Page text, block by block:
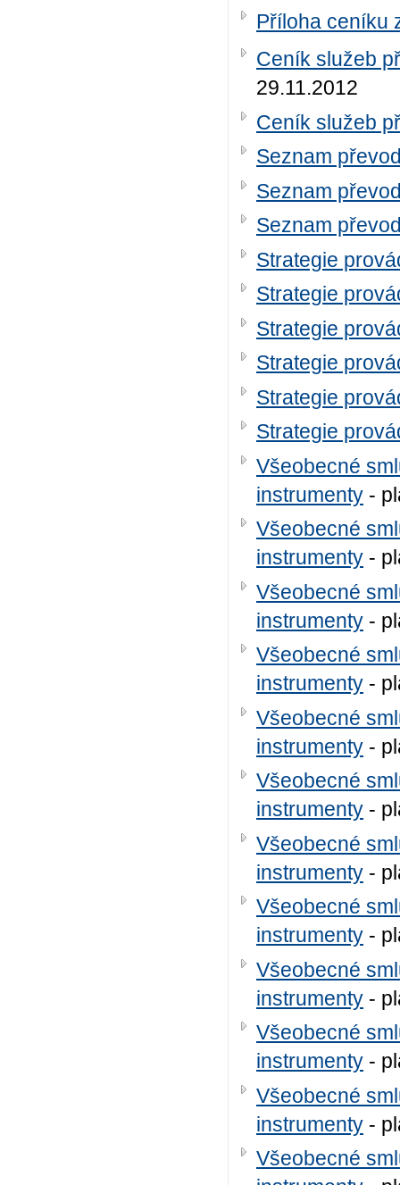
Příloha ceníku
Ceník služeb
29.11.2012
Ceník služeb
Seznam
Seznam
Seznam
Strategie
Strategie
Strategie
Strategie
Strategie
Strategie
Všeobecné
instrumenty -
Všeobecné
instrumenty -
Všeobecné
instrumenty -
Všeobecné
instrumenty -
Všeobecné
instrumenty -
Všeobecné
instrumenty -
Všeobecné
instrumenty -
Všeobecné
instrumenty -
Všeobecné
instrumenty -
Všeobecné
instrumenty -
Všeobecné
instrumenty -
Všeobecné